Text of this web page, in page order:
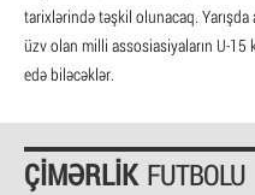
tarixlərində təşkil olunacaq.
üzv olan milli assosiasiyaların U-15
edə biləcəklər.
ÇIMƏRLIK FUTBOLU